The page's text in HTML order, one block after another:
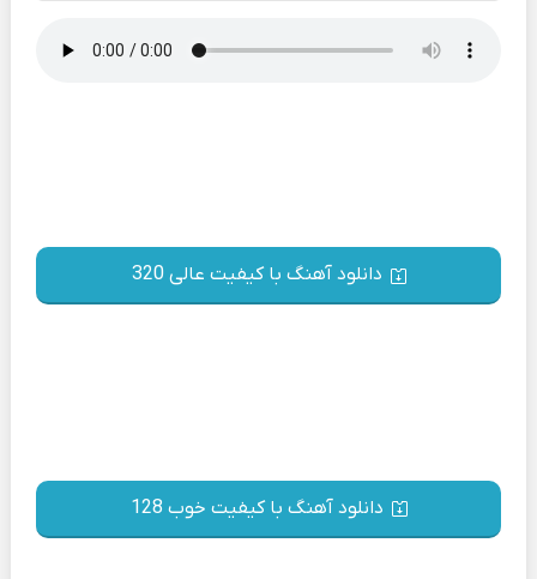
دانلود آهنگ با کیفیت عالی 320
دانلود آهنگ با کیفیت خوب 128